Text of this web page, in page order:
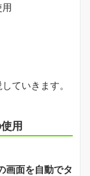
用
ていきます。
用
画面を自動でタ